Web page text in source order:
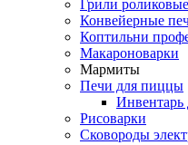
Грили роликовые
Конвейерные
Коптильни
Макароноварки
Мармиты
Печи для пиццы
Инвентарь
Рисоварки
Сковороды